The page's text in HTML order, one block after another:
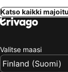
Katso kaikki
Valitse maasi